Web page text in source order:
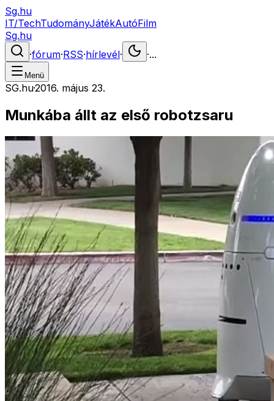
Sg.hu
IT/TechTudományJátékAutóFilm
Sg.hu
·fórum·RSS·hírlevél· ·...
Menü
SG.hu·2016. május 23.
Munkába állt az első robotzsaru